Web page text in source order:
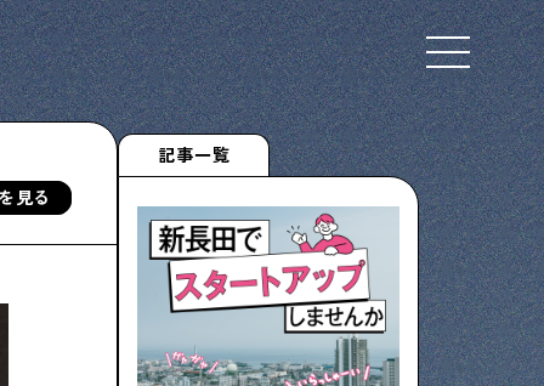
Select Language▼
下町くらし不動産
物件情報やリノベーション事例を紹介します
見る
記事一覧